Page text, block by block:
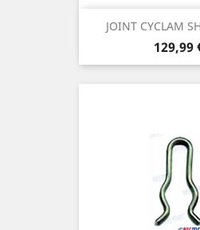
JOINT CYCLAM
Prix
129,99